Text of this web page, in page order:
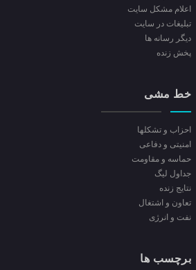
اعلام مشکل سایت
تبلیغات در سایت
ديگر رسانه ها
پخش زنده
خط مشی
احزاب و تشکلها
امنیتی و دفاعی
حماسه و مقاومت
جداول لیگ
نتایج زنده
تعاون و اشتغال
نفت و انرژی
برچسب ها